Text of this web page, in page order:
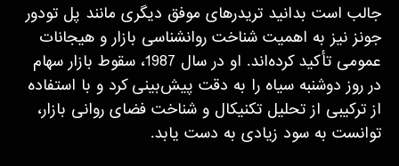
جالب است بدانید تریدرهای موفق دیگری مانند پل تودور
جونز نیز به اهمیت شناخت روانشناسی بازار و هیجانات
عمومی تأکید کرده‌اند. او در سال 1987، سقوط بازار سهام
در روز دوشنبه سیاه را به دقت پیش‌بینی کرد و با استفاده
از ترکیبی از تحلیل تکنیکال و شناخت فضای روانی بازار،
توانست به سود زیادی به دست یابد.